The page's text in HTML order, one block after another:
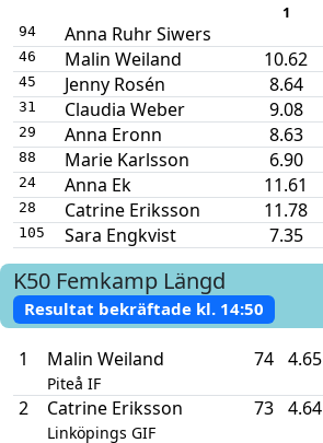
1
94 Anna Ruhr Siwers
46 Malin Weiland 10.62
45 Jenny Rosén 8.64
31 Claudia Weber 9.08
29 Anna Eronn 8.63
88 Marie Karlsson 6.90
24 Anna Ek 11.61
28 Catrine Eriksson 11.78
105 Sara Engkvist 7.35
K50 Femkamp Längd
Resultat bekräftade kl. 14:50
1 Malin Weiland
Piteå IF
74 4.65
2 Catrine Eriksson
Linköpings GIF
73 4.64